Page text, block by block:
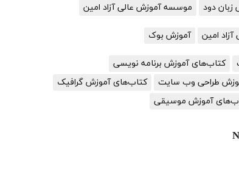
زبان دود موسسه آموزش عالی آزاد امین
امین آموزش بوک
کتاب‌های آموزش برنامه نویسی
طراحی وب سایت
کتاب‌های آموزش گرافیک
آموزش موسیقی